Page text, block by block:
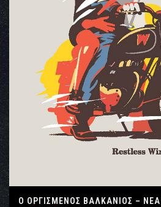
Ο ΟΡΓΙΣΜΕΝΟΣ ΒΑΛΚΑΝΙΟΣ –